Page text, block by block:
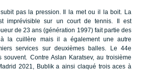
pas la pression. Il la met ou il la boit. La
imprévisible sur un court de tennis. Il est
de 23 ans (génération 1997) fait partie des
la cuillère mais il a également une autre
services sur deuxièmes balles. Le 44e
souvent. Contre Aslan Karatsev, au troisième
2021, Bublik a ainsi claqué trois aces à